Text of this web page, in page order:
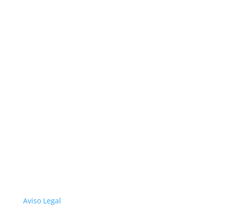
Aviso Legal